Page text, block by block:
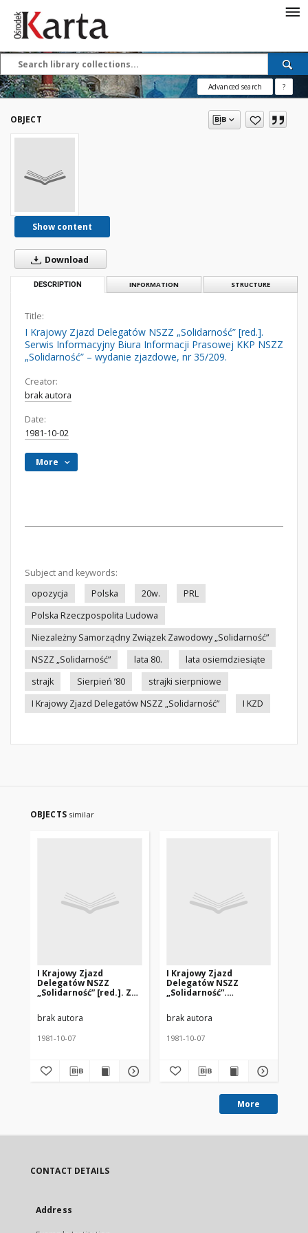
Advanced search ?
OBJECT
Show content
Download
DESCRIPTION INFORMATION STRUCTURE
Title:
I Krajowy Zjazd Delegatów NSZZ „Solidarność” [red.].
Serwis Informacyjny Biura Informacji Prasowej KKP NSZZ
„Solidarność” – wydanie zjazdowe, nr 35/209.
Creator:
brak autora
Date:
1981-10-02
More
Subject and keywords:
opozycja
Polska 20w.
PRL
Polska Rzeczpospolita Ludowa
Niezależny Samorządny Związek Zawodowy „Solidarność”
NSZZ „Solidarność”
lata 80.
lata osiemdziesiąte
strajk
Sierpień ’80
strajki sierpniowe
I Krajowy Zjazd Delegatów NSZZ „Solidarność”
I KZD
OBJECTS similar
I Krajowy Zjazd
Delegatów NSZZ
„Solidarność” [red.]. Z
BBC: Prasa brytyjska o
przebiegu Zjazdu
brak autora
1981-10-07
I Krajowy Zjazd
Delegatów NSZZ
„Solidarność”.
artykułów o Zjeździe
zamieszczonych w
[nazwa red.].
brak autora
1981-10-07
More
CONTACT DETAILS
Address
Save the priceless
testimonies of the
20th century
These materials are available free
of charge thanks to the joint efforts
of people like you—people who care
about preserving history.
working together to preserve and
disseminate authentic testimonies
so that everyone can access them
today and in the future.
Support